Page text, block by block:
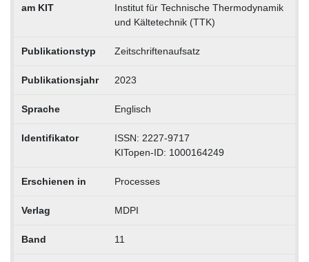
am KIT
Institut für Technische Thermodynamik
und Kältetechnik (TTK)
Publikationstyp Zeitschriftenaufsatz
Publikationsjahr 2023
Sprache Englisch
Identifikator
ISSN: 2227-9717
KITopen-ID: 1000164249
Erschienen in Processes
Verlag MDPI
Band 11